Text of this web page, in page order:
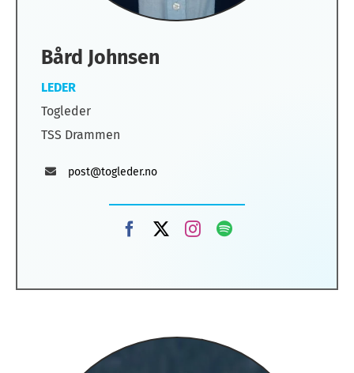
Bård Johnsen
LEDER
Togleder
TSS Drammen
post@togleder.no